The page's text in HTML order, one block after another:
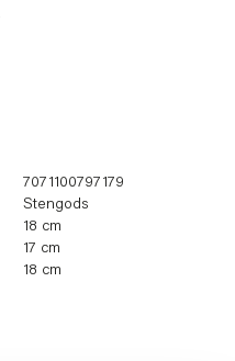
7071100797179
Stengods
18 cm
17 cm
18 cm